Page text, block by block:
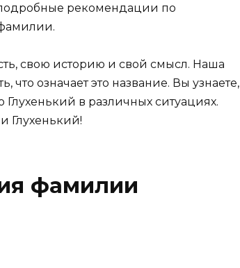
рекомендации по
свою историю и свой смысл. Наша
что означает это название. Вы узнаете,
в различных ситуациях.
Глухенький!
фамилии